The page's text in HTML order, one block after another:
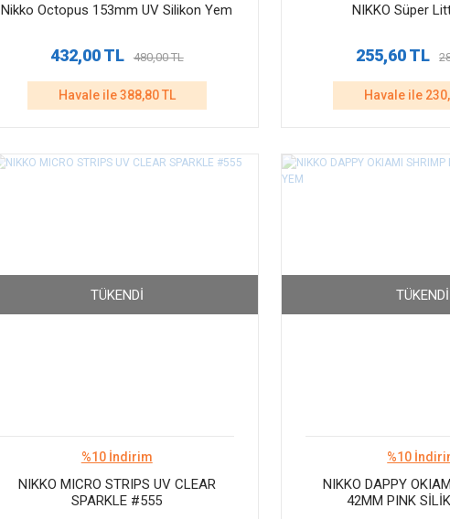
Nikko Octopus 153mm UV Silikon Yem
432,00 TL 480,00 TL
Havale ile 388,80 TL
NIKKO Süper
255,60 TL
Havale ile
TÜKENDI
%10 İndirim
NIKKO MICRO STRIPS UV CLEAR
SPARKLE #555
TÜKENDI
%10
NIKKO DAPPY
42MM PINK